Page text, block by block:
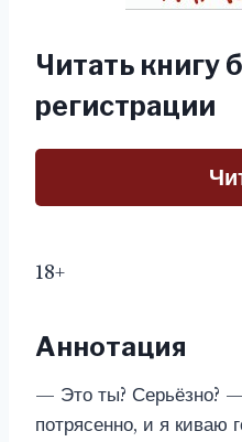
Читать книгу
регистрации
18+
Аннотация
— Это ты? Серьёзно?
потрясенно, и я киваю